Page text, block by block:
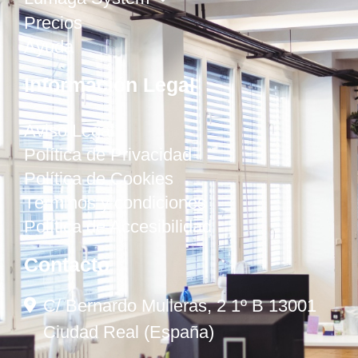
Precios
Ayuda
Información Legal
Aviso Legal
Política de Privacidad
Política de Cookies
Términos y condiciones
Política de Accesibilidad
Contacto
C/ Bernardo Mulleras, 2 1º B 13001
Ciudad Real (España)